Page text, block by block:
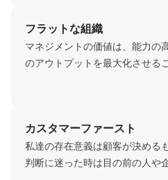
フラットな組織
マネジメントの価値は、能力の
のアウトプットを最大化させる
カスタマーファースト
私達の存在意義は顧客が決める
判断に迷った時は目の前の人や